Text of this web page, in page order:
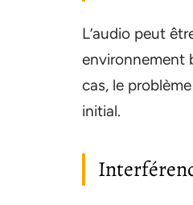
L’audio peut
environnement
cas, le
initial.